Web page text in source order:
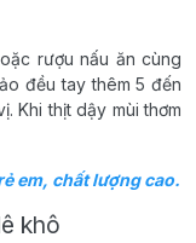
rượu nấu ăn cùng
đều tay thêm 5 đến
Khi thịt dậy mùi thơm
em, chất lượng cao.
khô